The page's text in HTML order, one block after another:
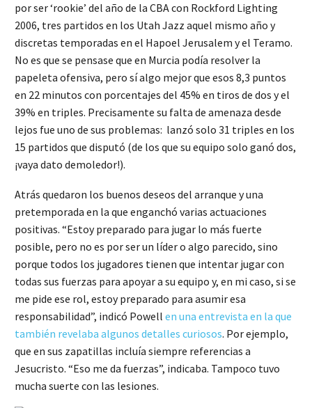
por ser ‘rookie’ del año de la CBA con Rockford Lighting
2006, tres partidos en los Utah Jazz aquel mismo año y
discretas temporadas en el Hapoel Jerusalem y el Teramo.
No es que se pensase que en Murcia podía resolver la
papeleta ofensiva, pero sí algo mejor que esos 8,3 puntos
en 22 minutos con porcentajes del 45% en tiros de dos y el
39% en triples. Precisamente su falta de amenaza desde
lejos fue uno de sus problemas: lanzó solo 31 triples en los
15 partidos que disputó (de los que su equipo solo ganó dos,
¡vaya dato demoledor!).
Atrás quedaron los buenos deseos del arranque y una
pretemporada en la que enganchó varias actuaciones
positivas. “Estoy preparado para jugar lo más fuerte
posible, pero no es por ser un líder o algo parecido, sino
porque todos los jugadores tienen que intentar jugar con
todas sus fuerzas para apoyar a su equipo y, en mi caso, si se
me pide ese rol, estoy preparado para asumir esa
responsabilidad”, indicó Powell en una entrevista en la que
también revelaba algunos detalles curiosos. Por ejemplo,
que en sus zapatillas incluía siempre referencias a
Jesucristo. “Eso me da fuerzas”, indicaba. Tampoco tuvo
mucha suerte con las lesiones.